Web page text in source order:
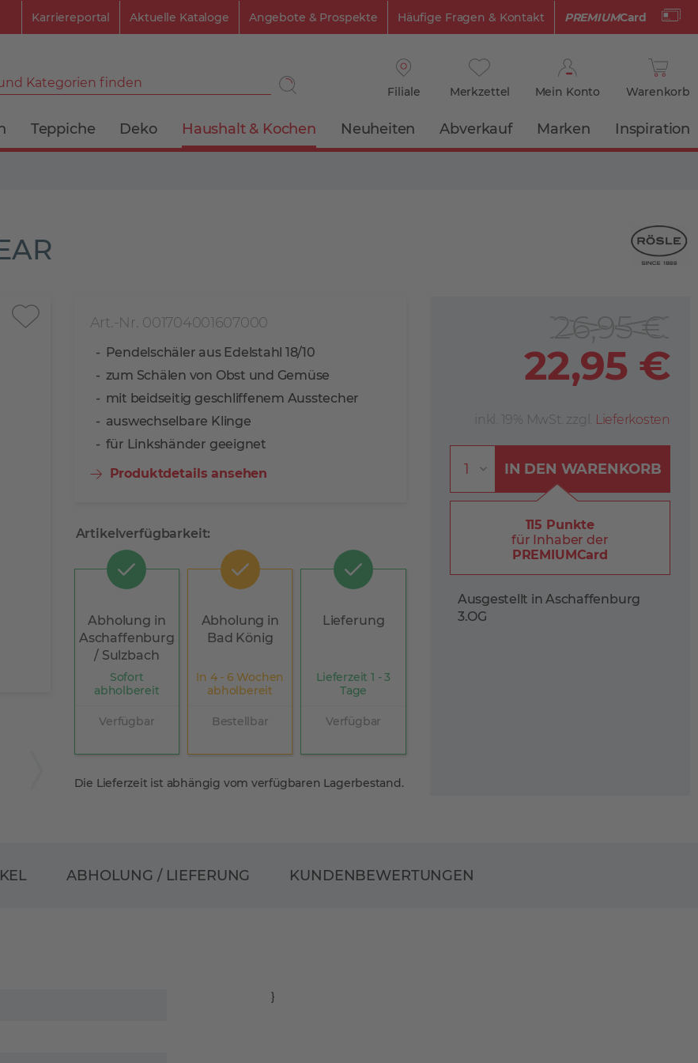
PREMIUMCard
Karriereportal Aktuelle Kataloge Angebote & Prospekte Häufige Fragen & Kontakt
Kategorien finden
Filiale Merkzettel Mein Konto Warenkorb
Teppiche Deko Haushalt & Kochen Neuheiten Abverkauf Marken Inspiration
Art.-Nr. 001704001607000
Pendelschäler aus Edelstahl 18/10
zum Schälen von Obst und Gemüse
mit beidseitig geschliffenem Ausstecher
auswechselbare Klinge
für Linkshänder geeignet
Produktdetails ansehen
Artikelverfügbarkeit:
Abholung in
Aschaffenburg
/ Sulzbach
Sofort
abholbereit
Verfügbar
Abholung in
Bad König
In 4 - 6 Wochen
abholbereit
Bestellbar
Lieferung
Lieferzeit 1 - 3
Tage
Verfügbar
Die Lieferzeit ist abhängig vom verfügbaren Lagerbestand.
22,95 €
inkl. 19% MwSt. zzgl. Lieferkosten
IN DEN WARENKORB
115 Punkte
für Inhaber der
PREMIUMCard
Ausgestellt in Aschaffenburg
3.OG
}
ABHOLUNG / LIEFERUNG KUNDENBEWERTUNGEN